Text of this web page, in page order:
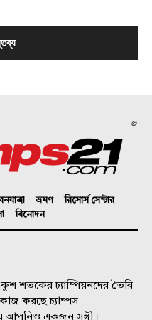
©
ভ্রমণ
রিসোর্স সেন্টার
বিনোদন
শতকের চ্যাম্পিয়নদের তৈরি
করছে চ্যাম্পস
আপনিও একজন সঙ্গী।